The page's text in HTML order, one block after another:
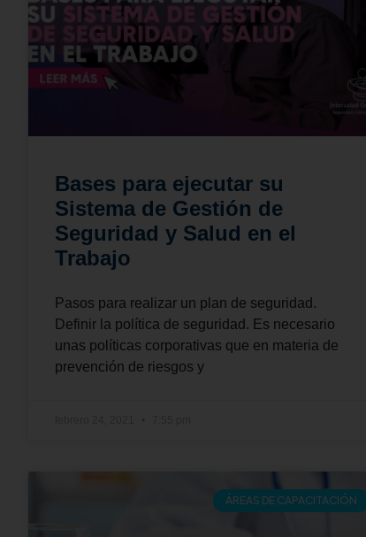
Bases para ejecutar su
Sistema de Gestión de
Seguridad y Salud en el
Trabajo
Pasos para realizar un plan de seguridad.
Definir la política de seguridad. Es necesario
unas políticas corporativas que en materia de
prevención de riesgos y
ÁREAS DE CAPACITACIÓN